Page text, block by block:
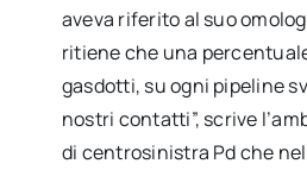
aveva riferito al suo
ritiene che una
gasdotti, su ogni pipeline
nostri contatti”, scrive
di centrosinistra Pd che